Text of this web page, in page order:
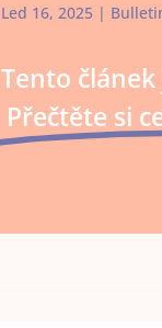
Led 16, 2025 |
Tento
Přečtěte si